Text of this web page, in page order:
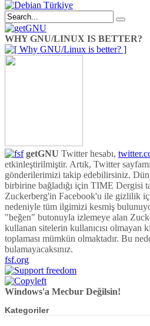
WHY GNU/LINUX IS BETTER?
getGNU Twitter hesabı,
etkinleştirilmiştir. Artık, Twitter
gönderilerimizi takip edebilirsiniz.
birbirine bağladığı için TIME Dergisi
Zuckerberg'in Facebook'u ile gizlilik
nedeniyle tüm ilgimizi kesmiş
"beğen" butonuyla izlemeye alan
kullanan sitelerin kullanıcısı olmayan
toplaması mümkün olmaktadır. Bu
bulamayacaksınız.
fsf.org
Windows'a Mecbur Değilsin!
Kategoriler